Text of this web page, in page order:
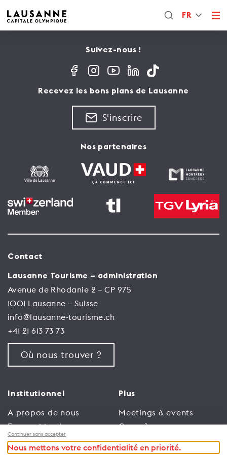
FR
Suivez-nous !
Recevez les bons plans de Lausanne
S'inscrire
Nos partenaires
Contact
Lausanne Tourisme – administration
Avenue de Rhodanie 2 – CP 975
1001 Lausanne – Suisse
info@lausanne-tourisme.ch
+41 21 613 73 73
Où nous trouver ?
Institutionnel
A propos de nous
Espace Membres
Emploi
Plus
Meetings & events
Congrès
Trade
Continuer sans accepter
Nous mettons votre confidentialité en priorité.